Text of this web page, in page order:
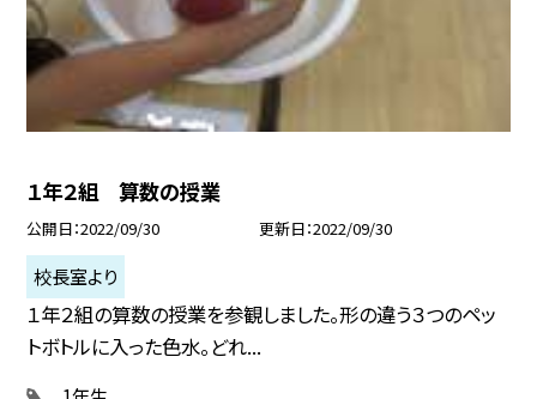
１年２組 算数の授業
公開日 2022/09/30 更新日 2022/09/30
校長室より
１年２組の算数の授業を参観しました。形の違う３つのペッ
トボトルに入った色水。どれ...